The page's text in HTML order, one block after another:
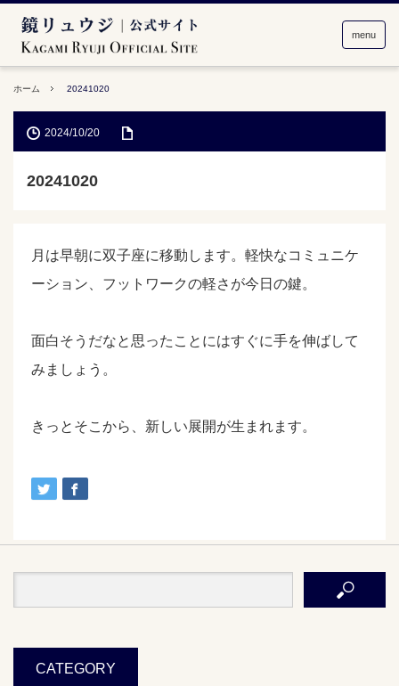
menu
ホーム 20241020
2024/10/20
20241020
月は早朝に双子座に移動します。軽快なコミュニケ
ーション、フットワークの軽さが今日の鍵。
面白そうだなと思ったことにはすぐに手を伸ばして
みましょう。
きっとそこから、新しい展開が生まれます。
CATEGORY